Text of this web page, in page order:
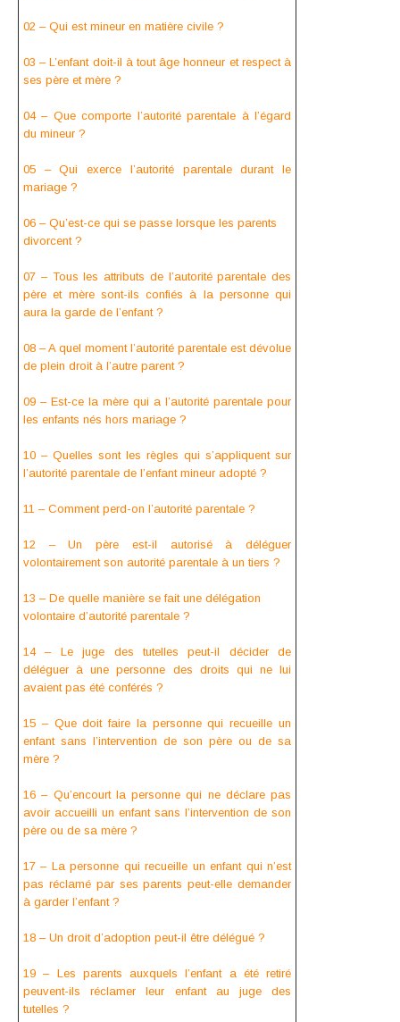
02 – Qui est mineur en matière civile ?
03 – L’enfant doit-il à tout âge honneur et respect à
ses père et mère ?
04 – Que comporte l’autorité parentale à l’égard
du mineur ?
05 – Qui exerce l’autorité parentale durant le
mariage ?
06 – Qu’est-ce qui se passe lorsque les parents
divorcent ?
07 – Tous les attributs de l’autorité parentale des
père et mère sont-ils confiés à la personne qui
aura la garde de l’enfant ?
08 – A quel moment l’autorité parentale est dévolue
de plein droit à l’autre parent ?
09 – Est-ce la mère qui a l’autorité parentale pour
les enfants nés hors mariage ?
10 – Quelles sont les règles qui s’appliquent sur
l’autorité parentale de l’enfant mineur adopté ?
11 – Comment perd-on l’autorité parentale ?
12 – Un père est-il autorisé à déléguer
volontairement son autorité parentale à un tiers ?
13 – De quelle manière se fait une délégation
volontaire d’autorité parentale ?
14 – Le juge des tutelles peut-il décider de
déléguer à une personne des droits qui ne lui
avaient pas été conférés ?
15 – Que doit faire la personne qui recueille un
enfant sans l’intervention de son père ou de sa
mère ?
16 – Qu’encourt la personne qui ne déclare pas
avoir accueilli un enfant sans l’intervention de son
père ou de sa mère ?
17 – La personne qui recueille un enfant qui n’est
pas réclamé par ses parents peut-elle demander
à garder l’enfant ?
18 – Un droit d’adoption peut-il être délégué ?
19 – Les parents auxquels l’enfant a été retiré
peuvent-ils réclamer leur enfant au juge des
tutelles ?